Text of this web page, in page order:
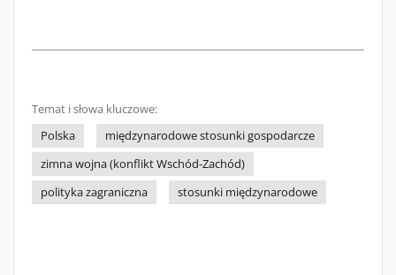
Temat i słowa kluczowe:
Polska
międzynarodowe stosunki gospodarcze
zimna wojna (konflikt Wschód-Zachód)
polityka zagraniczna
stosunki międzynarodowe